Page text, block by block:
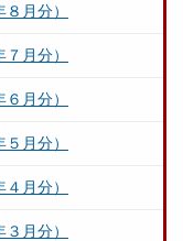
月分）
月分）
月分）
月分）
月分）
月分）